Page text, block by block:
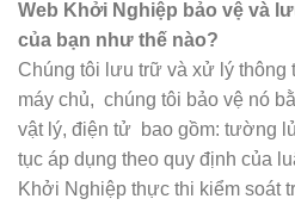
Web Khởi Nghiệp bảo vệ và
của bạn như thế nào?
Chúng tôi lưu trữ và xử lý thông
máy chủ, chúng tôi bảo vệ nó
vật lý, điện tử bao gồm: tường
tục áp dụng theo quy định của
Khởi Nghiệp thực thi kiểm soát